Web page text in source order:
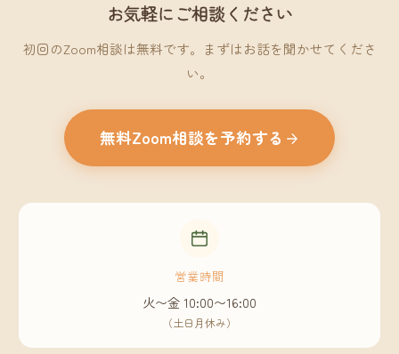
お気軽にご相談ください
初回のZoom相談は無料です。まずはお話を聞かせてくださ
い。
無料Zoom相談を予約する
営業時間
火〜金 10:00〜16:00
（土日月休み）